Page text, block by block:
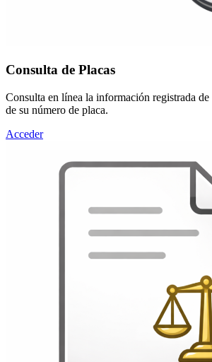
Consulta de Placas
Consulta en línea la información registrada
de su número de placa.
Acceder